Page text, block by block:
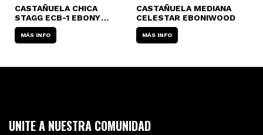
CASTAÑUELA CHICA
STAGG ECB-1 EBONY
BLACK WOOD
MÁS INFO
CASTAÑUELA MEDIANA
CELESTAR EBONIWOOD
MÁS INFO
UNITE A NUESTRA COMUNIDAD